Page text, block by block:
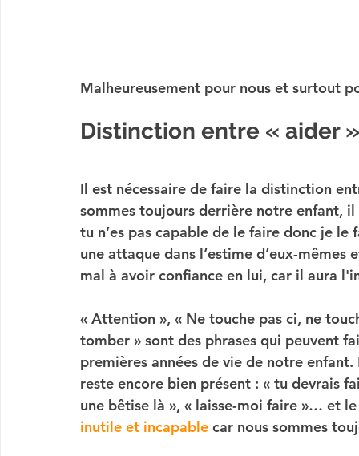
Malheureusement pour nous et surtout
Distinction entre « aider
Il est nécessaire de faire la distinction
sommes toujours derrière notre enfant,
tu n’es pas capable de le faire donc je le
une attaque dans l’estime d’eux-
mal à avoir confiance en lui, car il aura
« Attention », « Ne touche pas ci, ne
tomber » sont des phrases qui peuvent
premières années de vie de notre
reste encore bien présent : « tu devrais
une bêtise là », « laisse-moi faire »… et
inutile et incapable car nous sommes